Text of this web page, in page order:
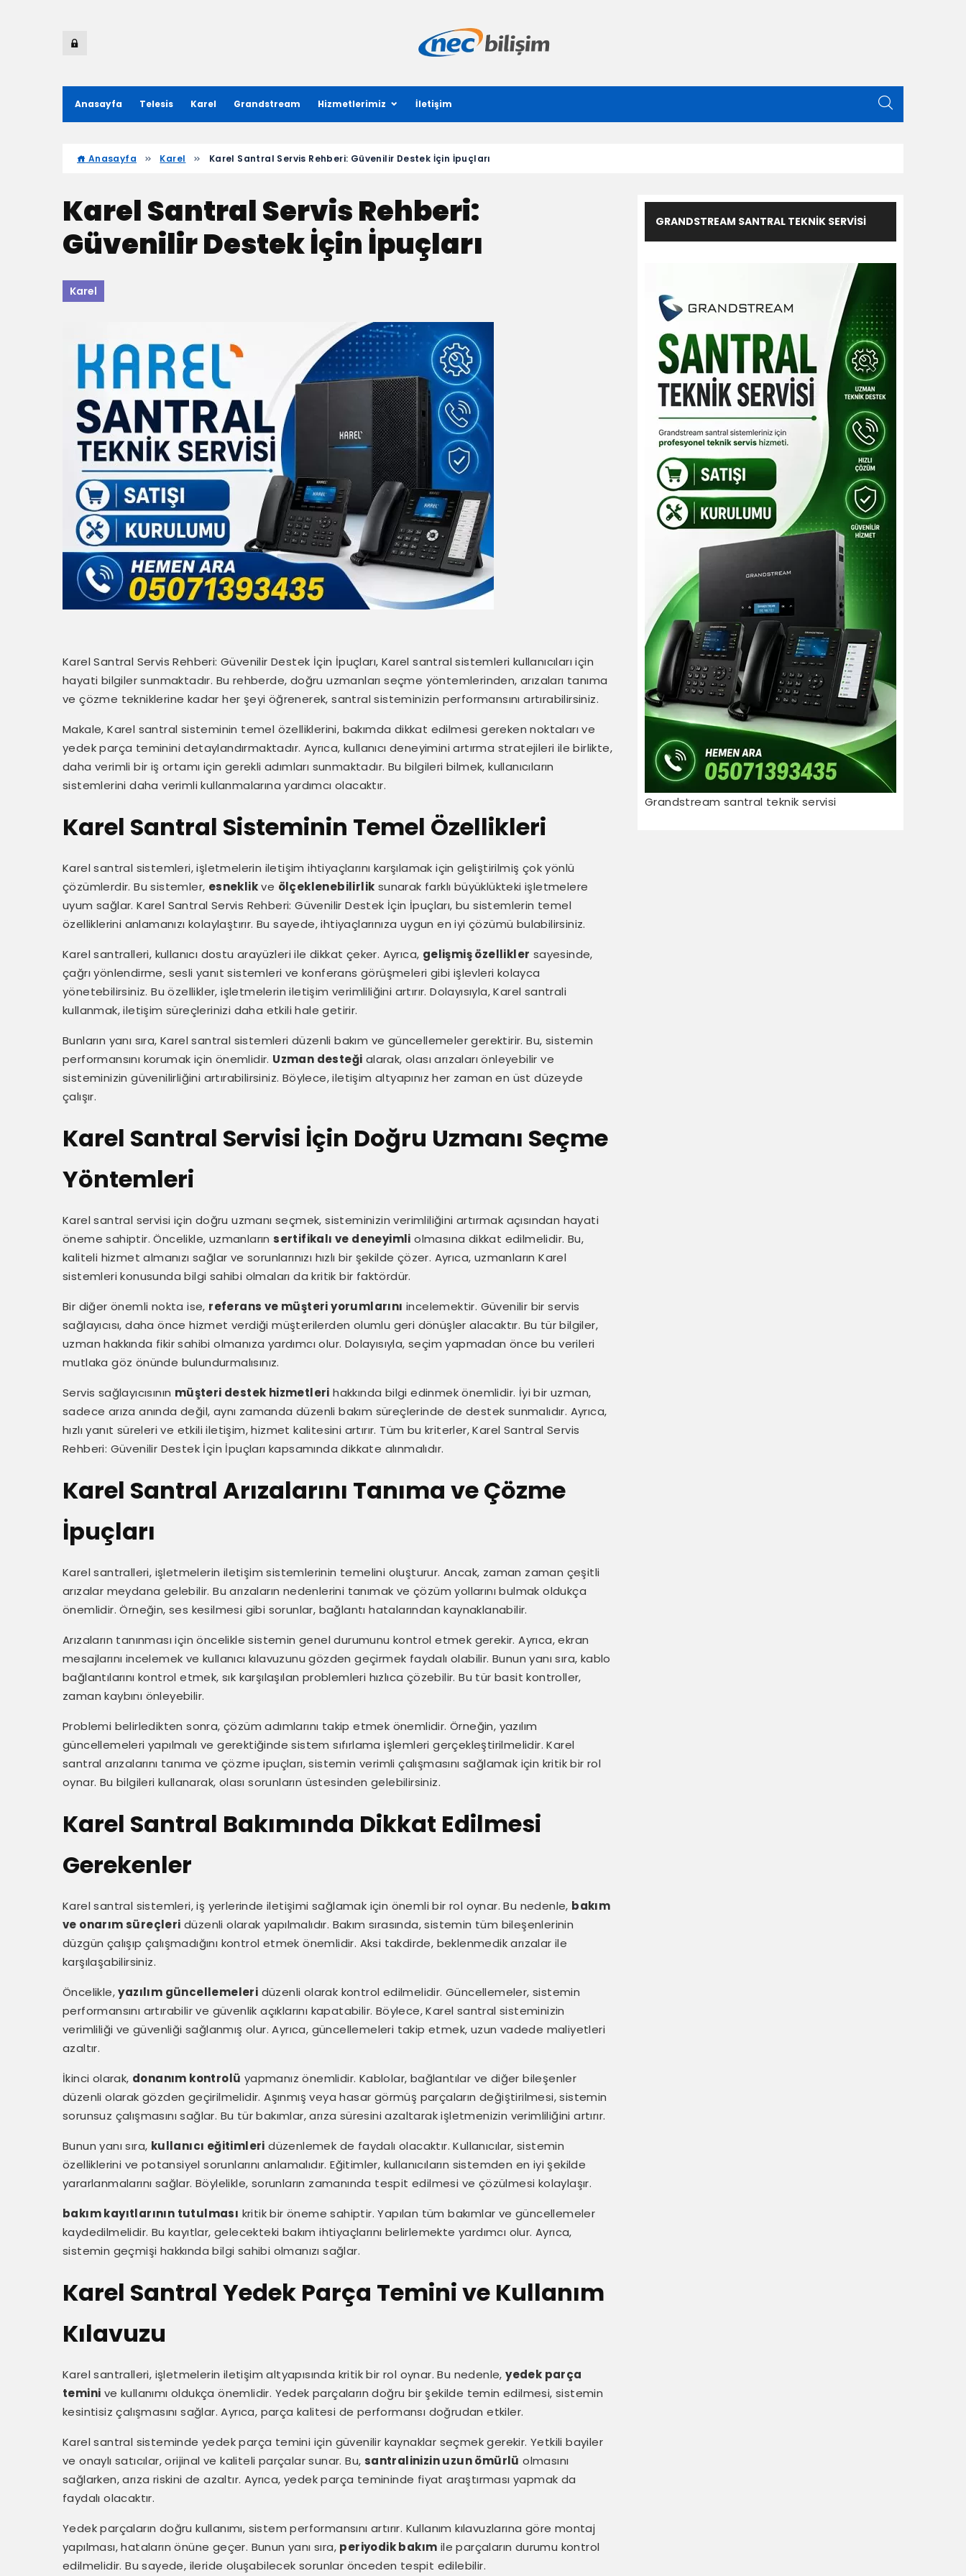
Anasayfa Telesis Karel Grandstream Hizmetlerimiz İletişim
Anasayfa Karel Karel Santral Servis Rehberi: Güvenilir Destek İçin İpuçları
Karel Santral Servis Rehberi:
Güvenilir Destek İçin İpuçları
Karel
Karel Santral Servis Rehberi: Güvenilir Destek İçin İpuçları, Karel santral sistemleri kullanıcıları için
hayati bilgiler sunmaktadır. Bu rehberde, doğru uzmanları seçme yöntemlerinden, arızaları tanıma
ve çözme tekniklerine kadar her şeyi öğrenerek, santral sisteminizin performansını artırabilirsiniz.
Makale, Karel santral sisteminin temel özelliklerini, bakımda dikkat edilmesi gereken noktaları ve
yedek parça teminini detaylandırmaktadır. Ayrıca, kullanıcı deneyimini artırma stratejileri ile birlikte,
daha verimli bir iş ortamı için gerekli adımları sunmaktadır. Bu bilgileri bilmek, kullanıcıların
sistemlerini daha verimli kullanmalarına yardımcı olacaktır.
Karel Santral Sisteminin Temel Özellikleri
Karel santral sistemleri, işletmelerin iletişim ihtiyaçlarını karşılamak için geliştirilmiş çok yönlü
çözümlerdir. Bu sistemler, esneklikve ölçeklenebilirlik sunarak farklı büyüklükteki işletmelere
uyum sağlar. Karel Santral Servis Rehberi: Güvenilir Destek İçin İpuçları, bu sistemlerin temel
özelliklerini anlamanızı kolaylaştırır. Bu sayede, ihtiyaçlarınıza uygun en iyi çözümü bulabilirsiniz.
Karel santralleri, kullanıcı dostu arayüzleri ile dikkat çeker. Ayrıca, gelişmiş özellikler sayesinde,
çağrı yönlendirme, sesli yanıt sistemleri ve konferans görüşmeleri gibi işlevleri kolayca
yönetebilirsiniz. Bu özellikler, işletmelerin iletişim verimliliğini artırır. Dolayısıyla, Karel santrali
kullanmak, iletişim süreçlerinizi daha etkili hale getirir.
Bunların yanı sıra, Karel santral sistemleri düzenli bakım ve güncellemeler gerektirir. Bu, sistemin
performansını korumak için önemlidir. Uzman desteği alarak, olası arızaları önleyebilir ve
sisteminizin güvenilirliğini artırabilirsiniz. Böylece, iletişim altyapınız her zaman en üst düzeyde
çalışır.
Karel Santral Servisi İçin Doğru Uzmanı Seçme
Yöntemleri
Karel santral servisi için doğru uzmanı seçmek, sisteminizin verimliliğini artırmak açısından hayati
öneme sahiptir. Öncelikle, uzmanların sertifikalı ve deneyimli olmasına dikkat edilmelidir. Bu,
kaliteli hizmet almanızı sağlar ve sorunlarınızı hızlı bir şekilde çözer. Ayrıca, uzmanların Karel
sistemleri konusunda bilgi sahibi olmaları da kritik bir faktördür.
Bir diğer önemli nokta ise, referans ve müşteri yorumlarını incelemektir. Güvenilir bir servis
sağlayıcısı, daha önce hizmet verdiği müşterilerden olumlu geri dönüşler alacaktır. Bu tür bilgiler,
uzman hakkında fikir sahibi olmanıza yardımcı olur. Dolayısıyla, seçim yapmadan önce bu verileri
mutlaka göz önünde bulundurmalısınız.
Servis sağlayıcısının müşteri destek hizmetleri hakkında bilgi edinmek önemlidir. İyi bir uzman,
sadece arıza anında değil, aynı zamanda düzenli bakım süreçlerinde de destek sunmalıdır. Ayrıca,
hızlı yanıt süreleri ve etkili iletişim, hizmet kalitesini artırır. Tüm bu kriterler, Karel Santral Servis
Rehberi: Güvenilir Destek İçin İpuçları kapsamında dikkate alınmalıdır.
Karel Santral Arızalarını Tanıma ve Çözme
İpuçları
Karel santralleri, işletmelerin iletişim sistemlerinin temelini oluşturur. Ancak, zaman zaman çeşitli
arızalar meydana gelebilir. Bu arızaların nedenlerini tanımak ve çözüm yollarını bulmak oldukça
önemlidir. Örneğin, ses kesilmesi gibi sorunlar, bağlantı hatalarından kaynaklanabilir.
Arızaların tanınması için öncelikle sistemin genel durumunu kontrol etmek gerekir. Ayrıca, ekran
mesajlarını incelemek ve kullanıcı kılavuzunu gözden geçirmek faydalı olabilir. Bunun yanı sıra, kablo
bağlantılarını kontrol etmek, sık karşılaşılan problemleri hızlıca çözebilir. Bu tür basit kontroller,
zaman kaybını önleyebilir.
Problemi belirledikten sonra, çözüm adımlarını takip etmek önemlidir. Örneğin, yazılım
güncellemeleri yapılmalı ve gerektiğinde sistem sıfırlama işlemleri gerçekleştirilmelidir. Karel
santral arızalarını tanıma ve çözme ipuçları, sistemin verimli çalışmasını sağlamak için kritik bir rol
oynar. Bu bilgileri kullanarak, olası sorunların üstesinden gelebilirsiniz.
Karel Santral Bakımında Dikkat Edilmesi
Gerekenler
Karel santral sistemleri, iş yerlerinde iletişimi sağlamak için önemli bir rol oynar. Bu nedenle, bakım
ve onarım süreçleri düzenli olarak yapılmalıdır. Bakım sırasında, sistemin tüm bileşenlerinin
düzgün çalışıp çalışmadığını kontrol etmek önemlidir. Aksi takdirde, beklenmedik arızalar ile
karşılaşabilirsiniz.
Öncelikle,yazılım güncellemeleri düzenli olarak kontrol edilmelidir. Güncellemeler, sistemin
performansını artırabilir ve güvenlik açıklarını kapatabilir. Böylece, Karel santral sisteminizin
verimliliği ve güvenliği sağlanmış olur. Ayrıca, güncellemeleri takip etmek, uzun vadede maliyetleri
azaltır.
İkinci olarak, donanım kontrolü yapmanız önemlidir. Kablolar, bağlantılar ve diğer bileşenler
düzenli olarak gözden geçirilmelidir. Aşınmış veya hasar görmüş parçaların değiştirilmesi, sistemin
sorunsuz çalışmasını sağlar. Bu tür bakımlar, arıza süresini azaltarak işletmenizin verimliliğini artırır.
Bunun yanı sıra, kullanıcı eğitimleri düzenlemek de faydalı olacaktır. Kullanıcılar, sistemin
özelliklerini ve potansiyel sorunlarını anlamalıdır. Eğitimler, kullanıcıların sistemden en iyi şekilde
yararlanmalarını sağlar. Böylelikle, sorunların zamanında tespit edilmesi ve çözülmesi kolaylaşır.
bakım kayıtlarının tutulması kritik bir öneme sahiptir. Yapılan tüm bakımlar ve güncellemeler
kaydedilmelidir. Bu kayıtlar, gelecekteki bakım ihtiyaçlarını belirlemekte yardımcı olur. Ayrıca,
sistemin geçmişi hakkında bilgi sahibi olmanızı sağlar.
Karel Santral Yedek Parça Temini ve Kullanım
Kılavuzu
Karel santralleri, işletmelerin iletişim altyapısında kritik bir rol oynar. Bu nedenle,yedek parça
temini ve kullanımı oldukça önemlidir. Yedek parçaların doğru bir şekilde temin edilmesi, sistemin
kesintisiz çalışmasını sağlar. Ayrıca, parça kalitesi de performansı doğrudan etkiler.
Karel santral sisteminde yedek parça temini için güvenilir kaynaklar seçmek gerekir. Yetkili bayiler
ve onaylı satıcılar, orijinal ve kaliteli parçalar sunar. Bu, santralinizin uzun ömürlü olmasını
sağlarken, arıza riskini de azaltır. Ayrıca, yedek parça temininde fiyat araştırması yapmak da
faydalı olacaktır.
Yedek parçaların doğru kullanımı, sistem performansını artırır. Kullanım kılavuzlarına göre montaj
yapılması, hataların önüne geçer. Bunun yanı sıra, periyodik bakım ile parçaların durumu kontrol
edilmelidir. Bu sayede, ileride oluşabilecek sorunlar önceden tespit edilebilir.
GRANDSTREAM SANTRAL TEKNIK SERVISI
Grandstream santral teknik servisi